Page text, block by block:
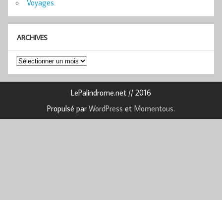
Voyages
ARCHIVES
Archives
LePalindrome.net // 2016
Propulsé par WordPress et Momentous.